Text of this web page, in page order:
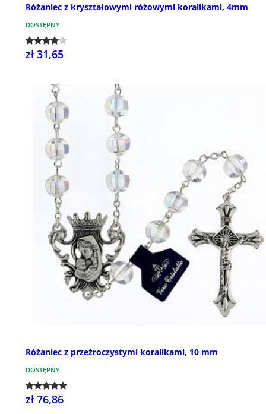
Różaniec z kryształowymi różowymi koralikami, 4mm
DOSTĘPNY
zł 31,65
Różaniec z przeźroczystymi koralikami, 10 mm
DOSTĘPNY
zł 76,86